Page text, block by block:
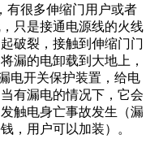
有很多伸缩门用户或者
只是接通电源线的火线
破裂，接触到伸缩门门
漏的电卸载到大地上，
电开关保护装置，给电
有漏电的情况下，它会
触电身亡事故发生（漏
，用户可以加装）。